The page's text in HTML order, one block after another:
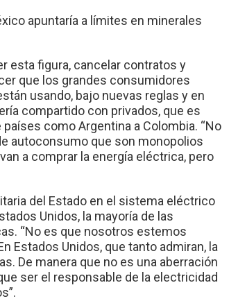
apuntaría a límites en minerales
esta figura, cancelar contratos y
que los grandes consumidores
usando, bajo nuevas reglas y en
compartido con privados, que es
como Argentina a Colombia. “No
autoconsumo que son monopolios
a comprar la energía eléctrica, pero
del Estado en el sistema eléctrico
Unidos, la mayoría de las
“No es que nosotros estemos
Estados Unidos, que tanto admiran, la
De manera que no es una aberración
ser el responsable de la electricidad